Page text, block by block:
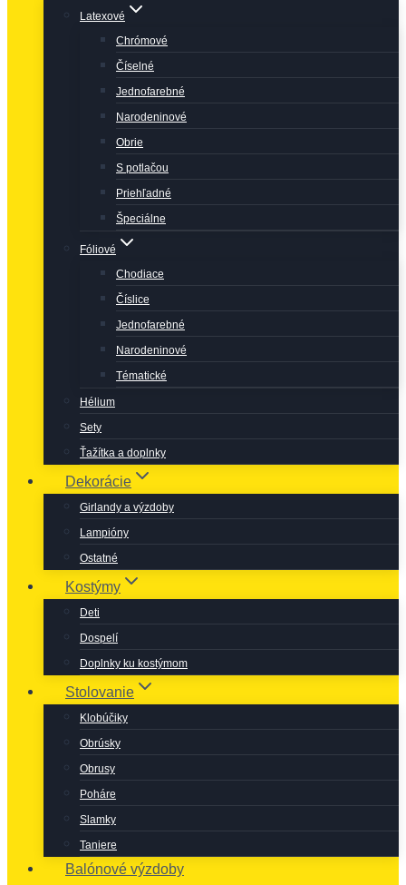
Latexové
Chrómové
Číselné
Jednofarebné
Narodeninové
Obrie
S potlačou
Priehľadné
Špeciálne
Fóliové
Chodiace
Číslice
Jednofarebné
Narodeninové
Tématické
Hélium
Sety
Ťažítka a doplnky
Dekorácie
Girlandy a výzdoby
Lampióny
Ostatné
Kostýmy
Deti
Dospelí
Doplnky ku kostýmom
Stolovanie
Klobúčiky
Obrúsky
Obrusy
Poháre
Slamky
Taniere
Balónové výzdoby